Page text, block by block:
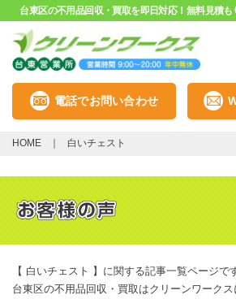
台東区の不用品回収・買取を即日対応！無料見積も
電話でお問い合わせ
HOME 白いチェスト
【 白いチェスト 】に関する記事一覧ページで
台東区の不用品回収・買取はクリーンワーク